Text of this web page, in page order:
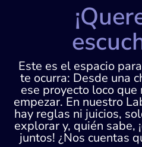
Este es el espacio
te ocurra: Desde una
ese proyecto loco
empezar. En nuestro
hay reglas ni juicios,
explorar y, quién sabe,
juntos! ¿Nos cuentas